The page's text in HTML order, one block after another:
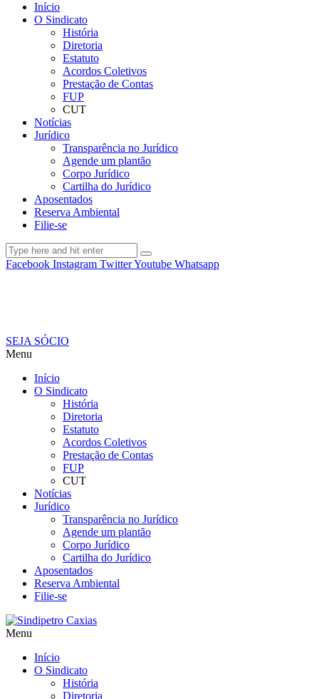
Início
O Sindicato
História
Diretoria
Estatuto
Acordos Coletivos
Prestação de Contas
FUP
CUT
Notícias
Jurídico
Transparência no Jurídico
Agende um plantão
Corpo Jurídico
Cartilha do Jurídico
Aposentados
Reserva Ambiental
Filie-se
Facebook Instagram TwitterYoutube Whatsapp
SEJA SÓCIO
Menu
Início
O Sindicato
História
Diretoria
Estatuto
Acordos Coletivos
Prestação de Contas
FUP
CUT
Notícias
Jurídico
Transparência no Jurídico
Agende um plantão
Corpo Jurídico
Cartilha do Jurídico
Aposentados
Reserva Ambiental
Filie-se
Menu
Início
O Sindicato
História
Diretoria